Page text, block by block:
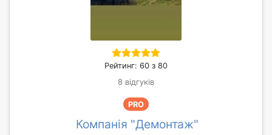
Рейтинг: 60 з 80
8 відгуків
PRO
Компанія "Демонтаж"